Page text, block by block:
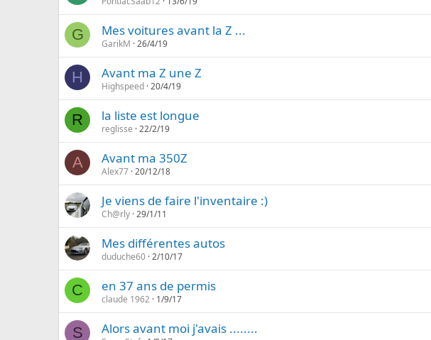
G Mes voitures avant la Z ...
GarikM 26/4/19
H Avant ma Z une Z
Highspeed 20/4/19
R la liste est longue
reglisse 22/2/19
A Avant ma 350Z
Alex77 20/12/18
Je viens de faire l'inventaire :)
Ch@rly 29/1/11
Mes différentes autos
duduche60 2/10/17
C en 37 ans de permis
claude 1962 1/9/17
S Alors avant moi j'avais ........